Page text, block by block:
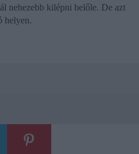
nehezebb kilépni belőle. De azt
helyen.